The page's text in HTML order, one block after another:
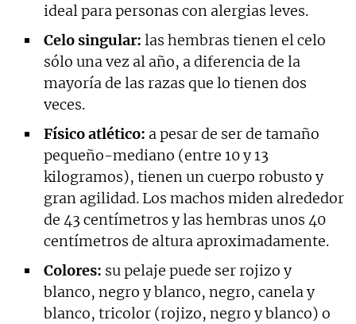
ideal para personas con alergias leves.
Celo singular: las hembras tienen el celo
sólo una vez al año, a diferencia de la
mayoría de las razas que lo tienen dos
veces.
Físico atlético: a pesar de ser de tamaño
pequeño-mediano (entre 10 y 13
kilogramos), tienen un cuerpo robusto y
gran agilidad. Los machos miden alrededor
de 43 centímetros y las hembras unos 40
centímetros de altura aproximadamente.
Colores: su pelaje puede ser rojizo y
blanco, negro y blanco, negro, canela y
blanco, tricolor (rojizo, negro y blanco) o